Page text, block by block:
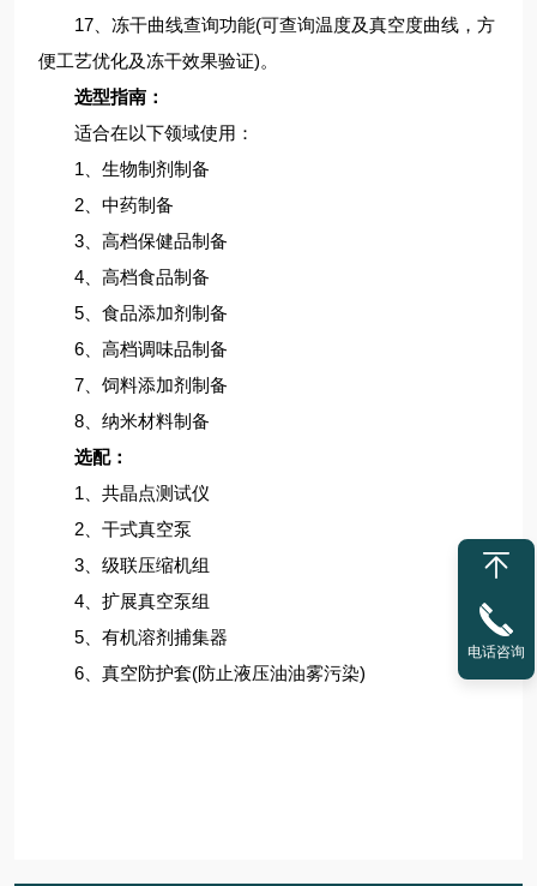
17、冻干曲线查询功能(可查询温度及真空度曲线，方
便工艺优化及冻干效果验证)。
选型指南：
适合在以下领域使用：
1、生物制剂制备
2、中药制备
3、高档保健品制备
4、高档食品制备
5、食品添加剂制备
6、高档调味品制备
7、饲料添加剂制备
8、纳米材料制备
选配：
1、共晶点测试仪
2、干式真空泵
3、级联压缩机组
4、扩展真空泵组
5、有机溶剂捕集器
6、真空防护套(防止液压油油雾污染)
电话咨询